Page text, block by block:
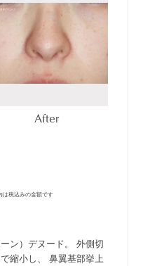
After
は税込みの金額です
ン）デヌード。 外側切
縮小し、 鼻翼基部挙上